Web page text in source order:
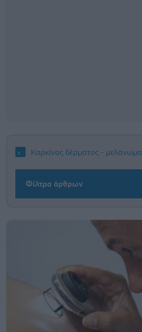
Καρκίνος δέρματος - μελάνωμα
Φίλτρα άρθρων